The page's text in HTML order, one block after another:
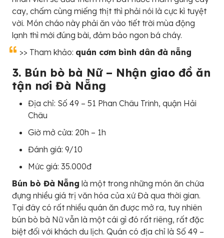
cay, chấm cùng miếng thịt thì phải nói là cực kì tuyệt
vời. Món cháo này phải ăn vào tiết trời mùa động
lạnh thì mới đúng bài, đảm bảo ngon bá cháy.
>> Tham khảo: quán cơm bình dân đà nẵng
3. Bún bò bà Nữ – Nhận giao đồ ăn
tận nơi Đà Nẵng
Địa chỉ: Số 49 – 51 Phan Châu Trinh, quận Hải
Châu
Giờ mở cửa: 20h – 1h
Đánh giá: 9/10
Mức giá: 35.000đ
Bún bò Đà Nẵng là một trong những món ăn chứa
đựng nhiều giá trị văn hóa của xứ Đà qua thời gian.
Tại đây có rất nhiều quán ăn được mở ra, tuy nhiên
bún bò bà Nữ vẫn là một cái gì đó rất riêng, rất đặc
biệt đối với khách du lịch. Quán có địa chỉ là Số 49 –